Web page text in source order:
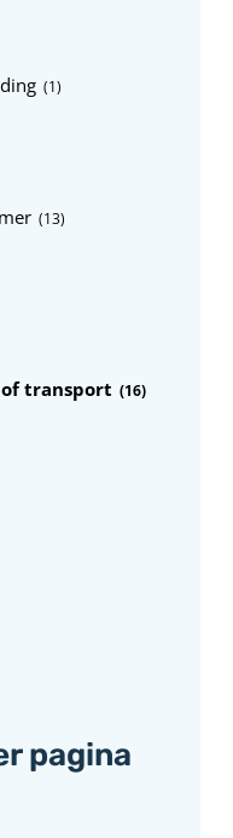
(1)
(13)
of transport (16)
pagina